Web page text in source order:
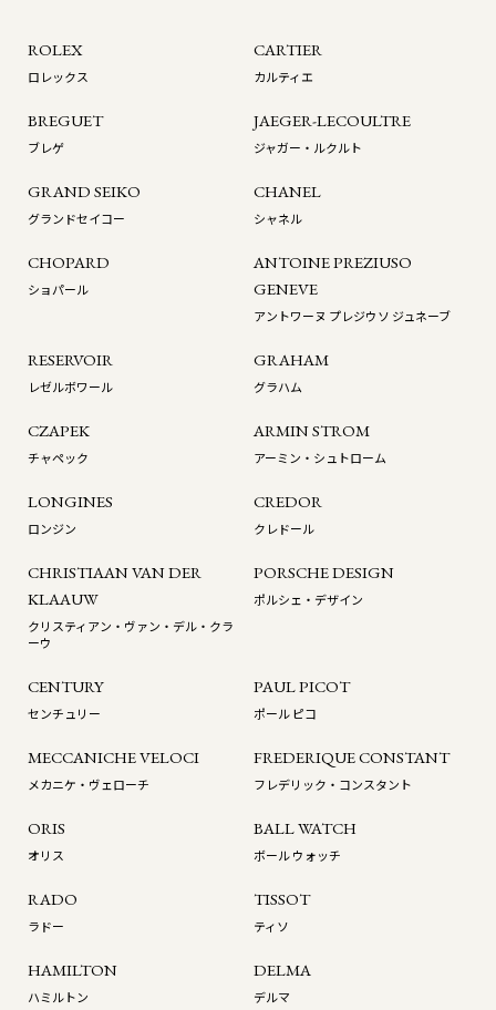
ROLEX
ロレックス
CARTIER
カルティエ
BREGUET
ブレゲ
JAEGER-LECOULTRE
ジャガー・ルクルト
GRAND SEIKO
グランドセイコー
CHANEL
シャネル
CHOPARD
ショパール
ANTOINE PREZIUSO
GENEVE
アントワーヌ プレジウソ ジュネーブ
RESERVOIR
レゼルボワール
GRAHAM
グラハム
CZAPEK
チャペック
ARMIN STROM
アーミン・シュトローム
LONGINES
ロンジン
CREDOR
クレドール
CHRISTIAAN VAN DER
KLAAUW
クリスティアン・ヴァン・デル・クラ
ーウ
PORSCHE DESIGN
ポルシェ・デザイン
CENTURY
センチュリー
PAUL PICOT
ポール ピコ
MECCANICHE VELOCI
メカニケ・ヴェローチ
FREDERIQUE CONSTANT
フレデリック・コンスタント
ORIS
オリス
BALL WATCH
ボール ウォッチ
RADO
ラドー
TISSOT
ティソ
HAMILTON
ハミルトン
DELMA
デルマ